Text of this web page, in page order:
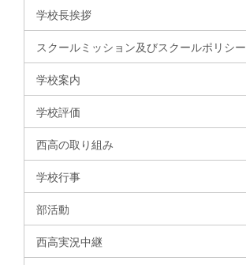
学校長挨拶
スクールミッション及びスクールポリシー
学校案内
学校評価
西高の取り組み
学校行事
部活動
西高実況中継